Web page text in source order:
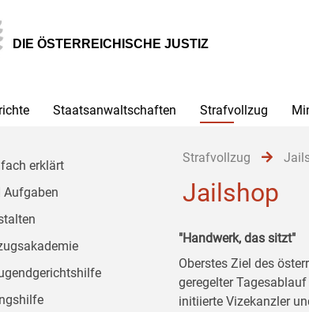
DIE ÖSTERREICHISCHE JUSTIZ
Staatsanwaltschaften Strafvollzug
Strafvollzug
Jailshop
"Handwerk, das sitzt"
Oberstes Ziel des
geregelter
initiierte Vizekanzler
erklärt
Aufgaben